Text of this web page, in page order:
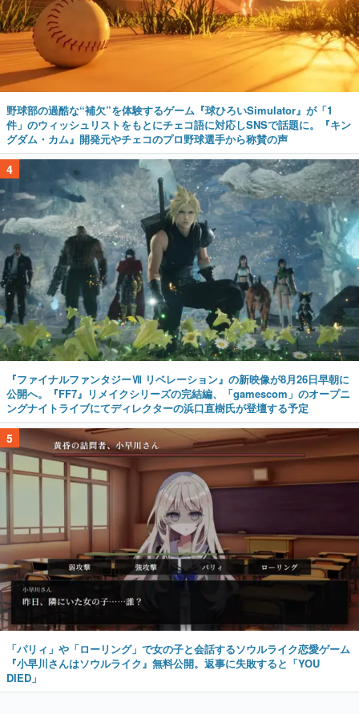
野球部の過酷な“補欠”を体験するゲーム『球ひろいSimulator』が「1
件」のウィッシュリストをもとにチェコ語に対応しSNSで話題に。『キン
グダム・カム』開発元やチェコのプロ野球選手から称賛の声
4
『ファイナルファンタジーⅦ リベレーション』の新映像が8月26日早朝に
公開へ。『FF7』リメイクシリーズの完結編、「gamescom」のオープニ
ングナイトライブにてディレクターの浜口直樹氏が登壇する予定
5
「パリィ」や「ローリング」で女の子と会話するソウルライク恋愛ゲーム
『小早川さんはソウルライク』無料公開。返事に失敗すると「YOU
DIED」